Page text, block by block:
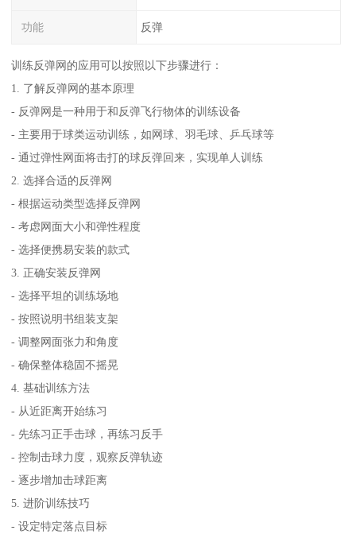
功能 反弹
训练反弹网的应用可以按照以下步骤进行：
1. 了解反弹网的基本原理
- 反弹网是一种用于和反弹飞行物体的训练设备
- 主要用于球类运动训练，如网球、羽毛球、乒乓球等
- 通过弹性网面将击打的球反弹回来，实现单人训练
2. 选择合适的反弹网
- 根据运动类型选择反弹网
- 考虑网面大小和弹性程度
- 选择便携易安装的款式
3. 正确安装反弹网
- 选择平坦的训练场地
- 按照说明书组装支架
- 调整网面张力和角度
- 确保整体稳固不摇晃
4. 基础训练方法
- 从近距离开始练习
- 先练习正手击球，再练习反手
- 控制击球力度，观察反弹轨迹
- 逐步增加击球距离
5. 进阶训练技巧
- 设定特定落点目标